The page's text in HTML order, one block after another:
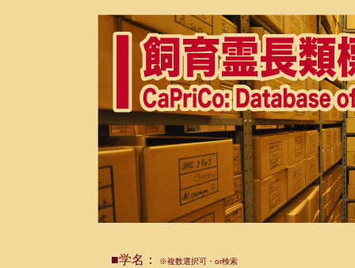
■学名： ※複数選択可・or検索